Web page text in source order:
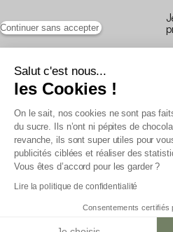
Continuer sans accepter
Salut c'est nous...
les Cookies !
On le sait, nos cookies ne sont pas
du sucre. Ils n’ont ni pépites de
revanche, ils sont super utiles pour
publicités ciblées et réaliser des
Vous êtes d’accord pour les garder ?
Lire la politique de confidentialité
Consentements certifiés
Conditions
Conditions générales du
Charte de données
Conditions générales
Déclaration